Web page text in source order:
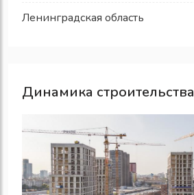
Ленинградская область
Динамика строительства